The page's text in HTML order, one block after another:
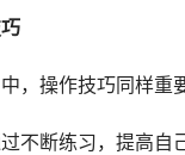
，操作技巧同样重
不断练习，提高自